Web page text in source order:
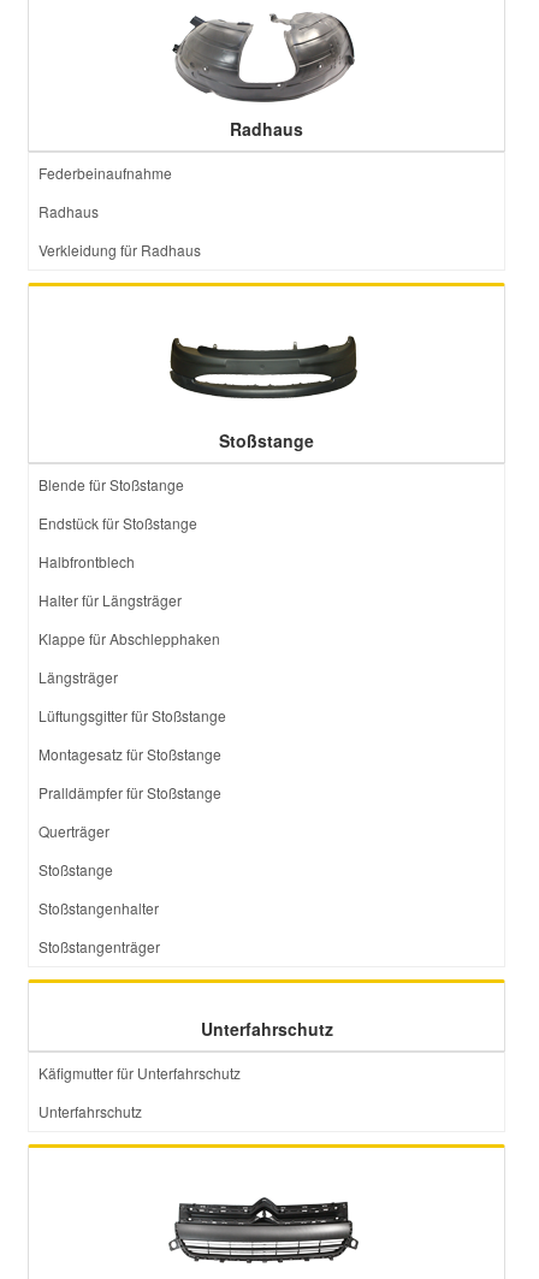
Radhaus
Federbeinaufnahme
Radhaus
Verkleidung für Radhaus
Stoßstange
Blende für Stoßstange
Endstück für Stoßstange
Halbfrontblech
Halter für Längsträger
Klappe für Abschlepphaken
Längsträger
Lüftungsgitter für Stoßstange
Montagesatz für Stoßstange
Pralldämpfer für Stoßstange
Querträger
Stoßstange
Stoßstangenhalter
Stoßstangenträger
Unterfahrschutz
Käfigmutter für Unterfahrschutz
Unterfahrschutz